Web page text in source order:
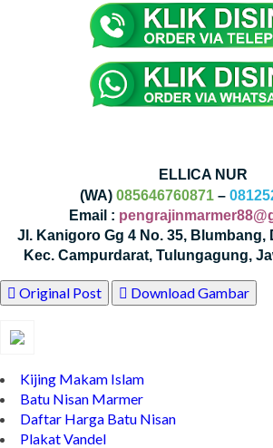
ELLICA NUR
(WA) 085646760871–
Email :
Jl. Kanigoro Gg 4 No. 35, Blumbang,
Kec. Campurdarat, Tulungagung,
Original Post Download Gambar
Kijing Makam Islam
Batu Nisan Marmer
Daftar Harga Batu Nisan
Plakat Vandel